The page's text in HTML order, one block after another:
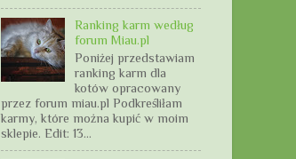
Ranking karm według
forum Miau.pl
Poniżej przedstawiam
ranking karm dla
kotów opracowany
przez forum miau.pl Podkreśliłam
karmy, które można kupić w moim
sklepie. Edit: 13...